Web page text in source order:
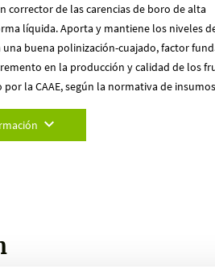
corrector de las carencias de boro de alta
líquida. Aporta y mantiene los niveles
buena polinización-cuajado, factor
en la producción y calidad de los
la CAAE, según la normativa de